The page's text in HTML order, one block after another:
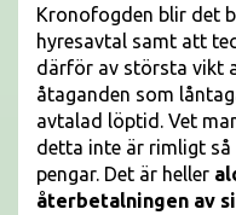
Kronofogden blir det
hyresavtal samt att
därför av största vikt
åtaganden som
avtalad löptid. Vet
detta inte är rimligt
pengar. Det är heller
återbetalningen av